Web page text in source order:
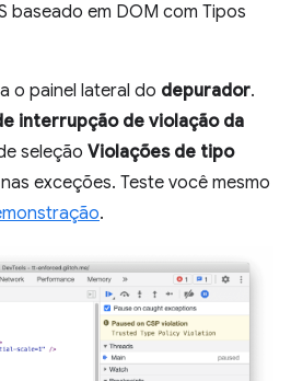
baseado em DOM com Tipos
o painel lateral do depurador.
interrupção de violação da
seleção Violações de tipo
exceções. Teste você mesmo
.